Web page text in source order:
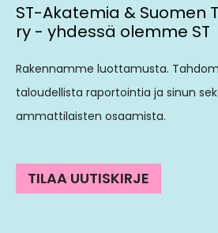
ST-Akatemia & Suomen
ry - yhdessä olemme ST
Rakennamme luottamusta.
taloudellista raportointia ja sinun
ammattilaisten osaamista.
TILAA UUTISKIRJE